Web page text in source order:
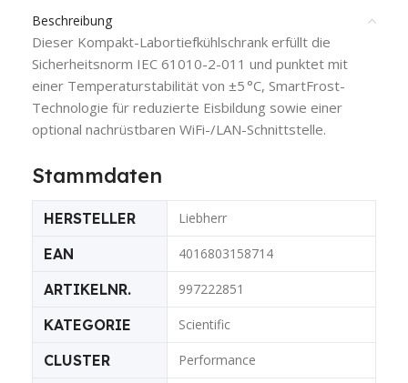
Beschreibung
Dieser Kompakt-Labortiefkühlschrank erfüllt die
Sicherheitsnorm IEC 61010-2-011 und punktet mit
einer Temperaturstabilität von ±5 °C, SmartFrost-
Technologie für reduzierte Eisbildung sowie einer
optional nachrüstbaren WiFi-/LAN-Schnittstelle.
Stammdaten
HERSTELLER Liebherr
EAN 4016803158714
ARTIKELNR. 997222851
KATEGORIE Scientific
CLUSTER Performance